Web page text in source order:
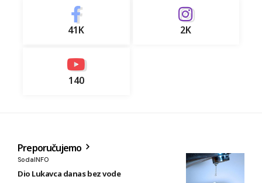
41K 2K
140
Preporučujemo
SodaINFO
Dio Lukavca danas bez vode